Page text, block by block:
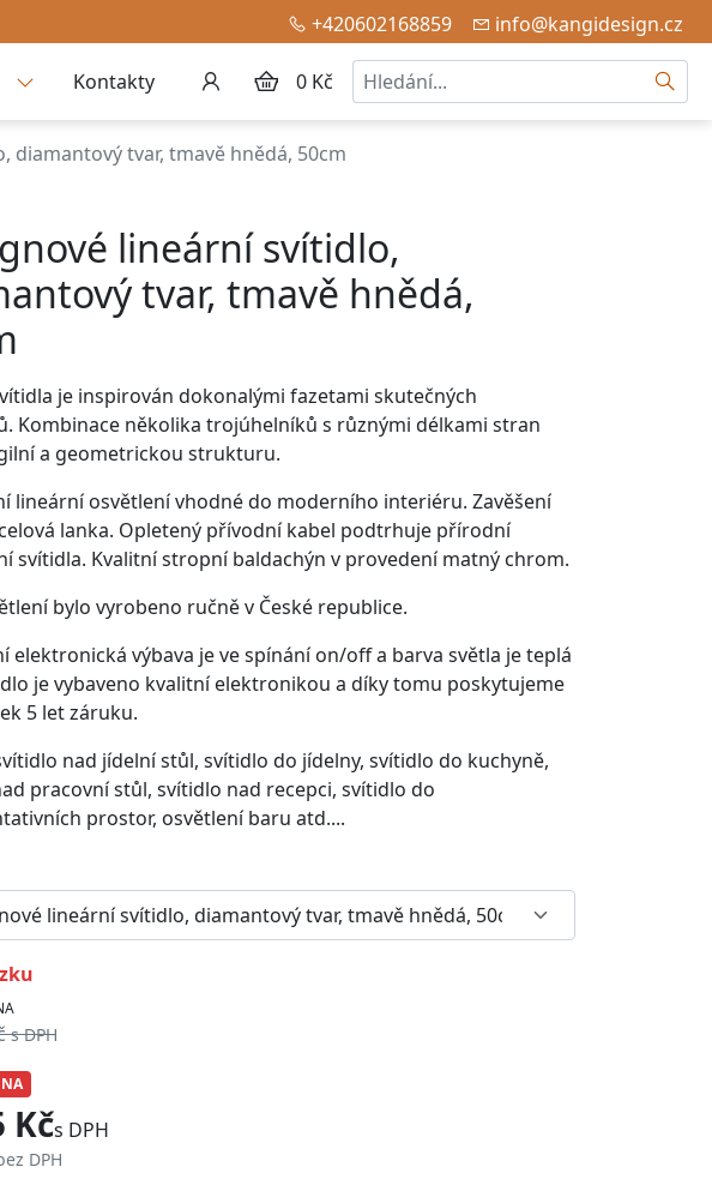
+420602168859 info@kangidesign.cz
Kontakty 0 Kč Hledat
diamantový tvar, tmavě hnědá, 50cm
lineární svítidlo,
tvar, tmavě hnědá,
je inspirován dokonalými fazetami skutečných
Kombinace několika trojúhelníků s různými délkami stran
a geometrickou strukturu.
lineární osvětlení vhodné do moderního interiéru. Zavěšení
lanka. Opletený přívodní kabel podtrhuje přírodní
svítidla. Kvalitní stropní baldachýn v provedení matný chrom.
bylo vyrobeno ručně v České republice.
elektronická výbava je ve spínání on/off a barva světla je teplá
je vybaveno kvalitní elektronikou a díky tomu poskytujeme
5 let záruku.
nad jídelní stůl, svítidlo do jídelny, svítidlo do kuchyně,
pracovní stůl, svítidlo nad recepci, svítidlo do
prostor, osvětlení baru atd....
s DPH
Kčs DPH
DPH